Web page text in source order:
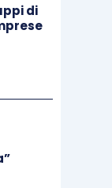
cliente,
nella
di
.
di